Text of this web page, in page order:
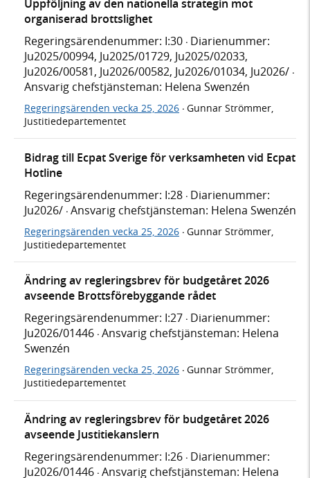
Uppföljning av den nationella strategin mot
organiserad brottslighet
Regeringsärendenummer: I:30 · Diarienummer:
Ju2025/00994, Ju2025/01729, Ju2025/02033,
Ju2026/00581, Ju2026/00582, Ju2026/01034, Ju2026/ ·
Ansvarig chefstjänsteman: Helena Swenzén
Regeringsärenden vecka 25, 2026 · Gunnar Strömmer,
Justitiedepartementet
Bidrag till Ecpat Sverige för verksamheten vid Ecpat
Hotline
Regeringsärendenummer: I:28 · Diarienummer:
Ju2026/ · Ansvarig chefstjänsteman: Helena Swenzén
Regeringsärenden vecka 25, 2026 · Gunnar Strömmer,
Justitiedepartementet
Ändring av regleringsbrev för budgetåret 2026
avseende Brottsförebyggande rådet
Regeringsärendenummer: I:27 · Diarienummer:
Ju2026/01446 · Ansvarig chefstjänsteman: Helena
Swenzén
Regeringsärenden vecka 25, 2026 · Gunnar Strömmer,
Justitiedepartementet
Ändring av regleringsbrev för budgetåret 2026
avseende Justitiekanslern
Regeringsärendenummer: I:26 · Diarienummer:
Ju2026/01446 · Ansvarig chefstjänsteman: Helena